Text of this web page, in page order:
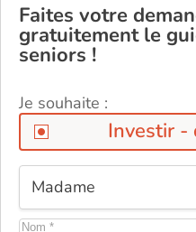
Faites votre
gratuitement le
seniors !
Je souhaite :
Investir -